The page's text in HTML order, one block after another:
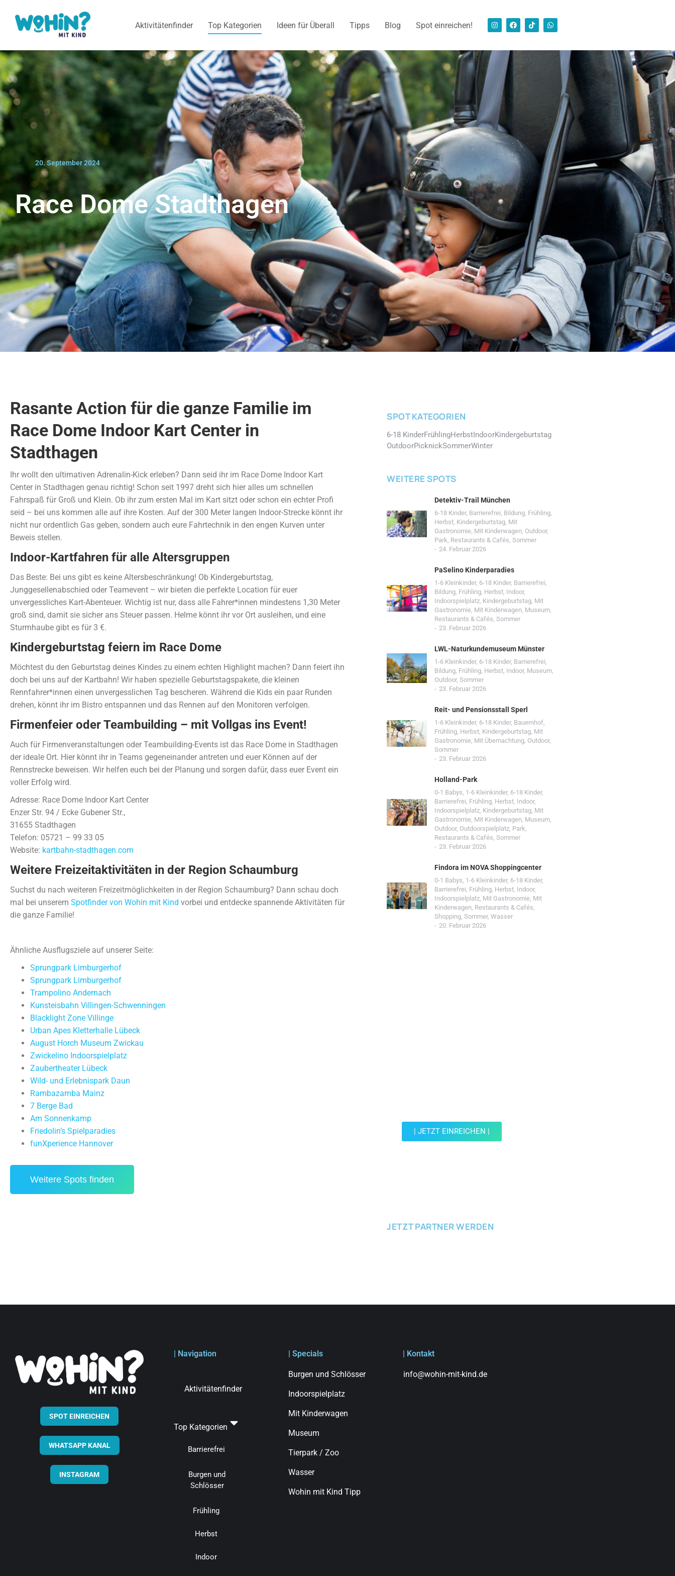
Aktivitätenfinder Top Kategorien Ideen für Überall Tipps Blog Spot einreichen!
20. September 2024
Race Dome Stadthagen
Rasante Action für die ganze Familie im
Race Dome Indoor Kart Center in
Stadthagen
Ihr wollt den ultimativen Adrenalin-Kick erleben? Dann seid ihr im Race Dome Indoor Kart
Center in Stadthagen genau richtig! Schon seit 1997 dreht sich hier alles um schnellen
Fahrspaß für Groß und Klein. Ob ihr zum ersten Mal im Kart sitzt oder schon ein echter Profi
seid – bei uns kommen alle auf ihre Kosten. Auf der 300 Meter langen Indoor-Strecke könnt ihr
nicht nur ordentlich Gas geben, sondern auch eure Fahrtechnik in den engen Kurven unter
Beweis stellen.
Indoor-Kartfahren für alle Altersgruppen
Das Beste: Bei uns gibt es keine Altersbeschränkung! Ob Kindergeburtstag,
Junggesellenabschied oder Teamevent – wir bieten die perfekte Location für euer
unvergessliches Kart-Abenteuer. Wichtig ist nur, dass alle Fahrer*innen mindestens 1,30 Meter
groß sind, damit sie sicher ans Steuer passen. Helme könnt ihr vor Ort ausleihen, und eine
Sturmhaube gibt es für 3 €.
Kindergeburtstag feiern im Race Dome
Möchtest du den Geburtstag deines Kindes zu einem echten Highlight machen? Dann feiert ihn
doch bei uns auf der Kartbahn! Wir haben spezielle Geburtstagspakete, die kleinen
Rennfahrer*innen einen unvergesslichen Tag bescheren. Während die Kids ein paar Runden
drehen, könnt ihr im Bistro entspannen und das Rennen auf den Monitoren verfolgen.
Firmenfeier oder Teambuilding – mit Vollgas ins Event!
Auch für Firmenveranstaltungen oder Teambuilding-Events ist das Race Dome in Stadthagen
der ideale Ort. Hier könnt ihr in Teams gegeneinander antreten und euer Können auf der
Rennstrecke beweisen. Wir helfen euch bei der Planung und sorgen dafür, dass euer Event ein
voller Erfolg wird.
Adresse: Race Dome Indoor Kart Center
Enzer Str. 94 / Ecke Gubener Str.,
31655 Stadthagen
Telefon: 05721 – 99 33 05
Website: kartbahn-stadthagen.com
Weitere Freizeitaktivitäten in der Region Schaumburg
Suchst du nach weiteren Freizeitmöglichkeiten in der Region Schaumburg? Dann schau doch
mal bei unserem Spotfinder von Wohin mit Kind vorbei und entdecke spannende Aktivitäten für
die ganze Familie!
Ähnliche Ausflugsziele auf unserer Seite:
Sprungpark Limburgerhof
Sprungpark Limburgerhof
Trampolino Andernach
Kunsteisbahn Villingen-Schwenningen
Blacklight Zone Villinge
Urban Apes Kletterhalle Lübeck
August Horch Museum Zwickau
Zwickelino Indoorspielplatz
Zaubertheater Lübeck
Wild- und Erlebnispark Daun
Rambazamba Mainz
7 Berge Bad
Am Sonnenkamp
Friedolin’s Spielparadies
funXperience Hannover
Weitere Spots finden
SPOT KATEGORIEN
6-18 KinderFrühlingHerbstIndoorKindergeburtstag
OutdoorPicknickSommerWinter
WEITERE SPOTS
Detektiv-Trail München
6-18 Kinder, Barrierefrei, Bildung, Frühling,
Herbst, Kindergeburtstag, Mit
Gastronomie, Mit Kinderwagen, Outdoor,
Park, Restaurants & Cafés, Sommer
24. Februar 2026
PaSelino Kinderparadies
1-6 Kleinkinder, 6-18 Kinder, Barrierefrei,
Bildung, Frühling, Herbst, Indoor,
Indoorspielplatz, Kindergeburtstag, Mit
Gastronomie, Mit Kinderwagen, Museum,
Restaurants & Cafés, Sommer
23. Februar 2026
LWL-Naturkundemuseum Münster
1-6 Kleinkinder, 6-18 Kinder, Barrierefrei,
Bildung, Frühling, Herbst, Indoor, Museum,
Outdoor, Sommer
23. Februar 2026
Reit- und Pensionsstall Sperl
1-6 Kleinkinder, 6-18 Kinder, Bauernhof,
Frühling, Herbst, Kindergeburtstag, Mit
Gastronomie, Mit Übernachtung, Outdoor,
Sommer
23. Februar 2026
Holland-Park
0-1 Babys, 1-6 Kleinkinder, 6-18 Kinder,
Barrierefrei, Frühling, Herbst, Indoor,
Indoorspielplatz, Kindergeburtstag, Mit
Gastronomie, Mit Kinderwagen, Museum,
Outdoor, Outdoorspielplatz, Park,
Restaurants & Cafés, Sommer
23. Februar 2026
Findora im NOVA Shoppingcenter
0-1 Babys, 1-6 Kleinkinder, 6-18 Kinder,
Barrierefrei, Frühling, Herbst, Indoor,
Indoorspielplatz, Mit Gastronomie, Mit
Kinderwagen, Restaurants & Cafés,
Shopping, Sommer, Wasser
20. Februar 2026
| JETZT EINREICHEN |
JETZT PARTNER WERDEN
SPOT EINREICHEN
WHATSAPP KANAL
INSTAGRAM
| Navigation
Aktivitätenfinder
Top Kategorien
Barrierefrei
Burgen und
Schlösser
Frühling
Herbst
Indoor
| Specials
Burgen und Schlösser
Indoorspielplatz
Mit Kinderwagen
Museum
Tierpark / Zoo
Wasser
Wohin mit Kind Tipp
| Kontakt
info@wohin-mit-kind.de